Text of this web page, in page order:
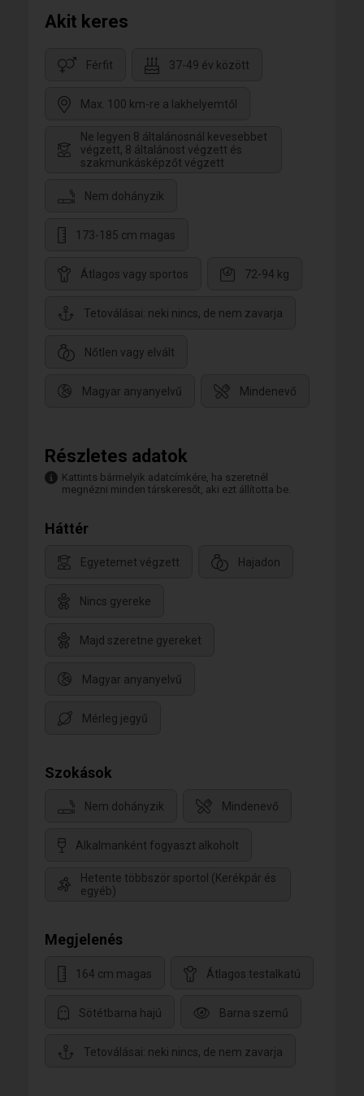
Akit keres
Férfit 37-49 év között
Max. 100 km-re a lakhelyemtől
Ne legyen 8 általánosnál kevesebbet
végzett, 8 általánost végzett és
szakmunkásképzőt végzett
Nem dohányzik
173-185 cm magas
Átlagos vagy sportos 72-94 kg
Tetoválásai: neki nincs, de nem zavarja
Nőtlen vagy elvált
Magyar anyanyelvű Mindenevő
Részletes adatok
Kattints bármelyik adatcímkére, ha szeretnél
megnézni minden társkeresőt, aki ezt állította be.
Háttér
Egyetemet végzett Hajadon
Nincs gyereke
Majd szeretne gyereket
Magyar anyanyelvű
Mérleg jegyű
Szokások
Nem dohányzik Mindenevő
Alkalmanként fogyaszt alkoholt
Hetente többször sportol (Kerékpár és
egyéb)
Megjelenés
164 cm magas Átlagos testalkatú
Sötétbarna hajú Barna szemű
Tetoválásai: neki nincs, de nem zavarja